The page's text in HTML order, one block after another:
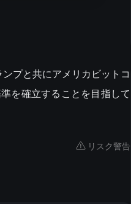
プと共にアメリカビットコ
を確立することを目指して
リスク警告